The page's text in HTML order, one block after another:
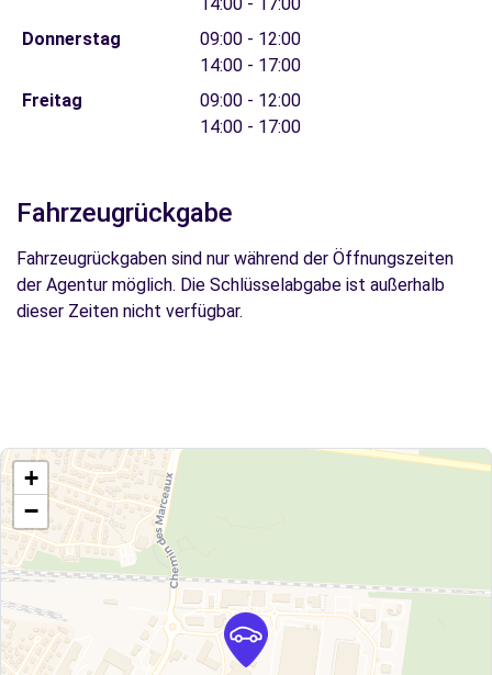
Donnerstag
09:00 - 12:00
14:00 - 17:00
Freitag
09:00 - 12:00
14:00 - 17:00
Fahrzeugrückgabe
Fahrzeugrückgaben sind nur während der Öffnungszeiten
der Agentur möglich. Die Schlüsselabgabe ist außerhalb
dieser Zeiten nicht verfügbar.
+
−